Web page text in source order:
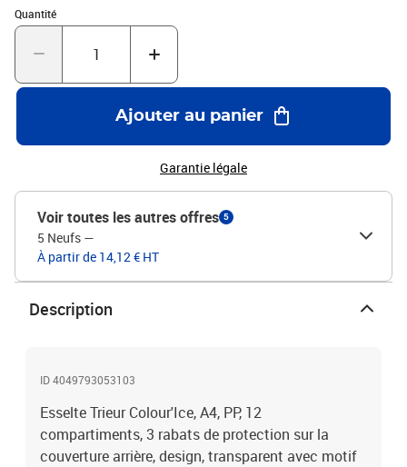
Quantité
Quantité : 1
Ajouter au panier
Garantie légale
Voir toutes les autres offres 5
5 Neufs —
À partir de 14,12 € HT
Description
ID 4049793053103
Esselte Trieur Colour'Ice, A4, PP, 12
compartiments, 3 rabats de protection sur la
couverture arrière, design, transparent avec motif